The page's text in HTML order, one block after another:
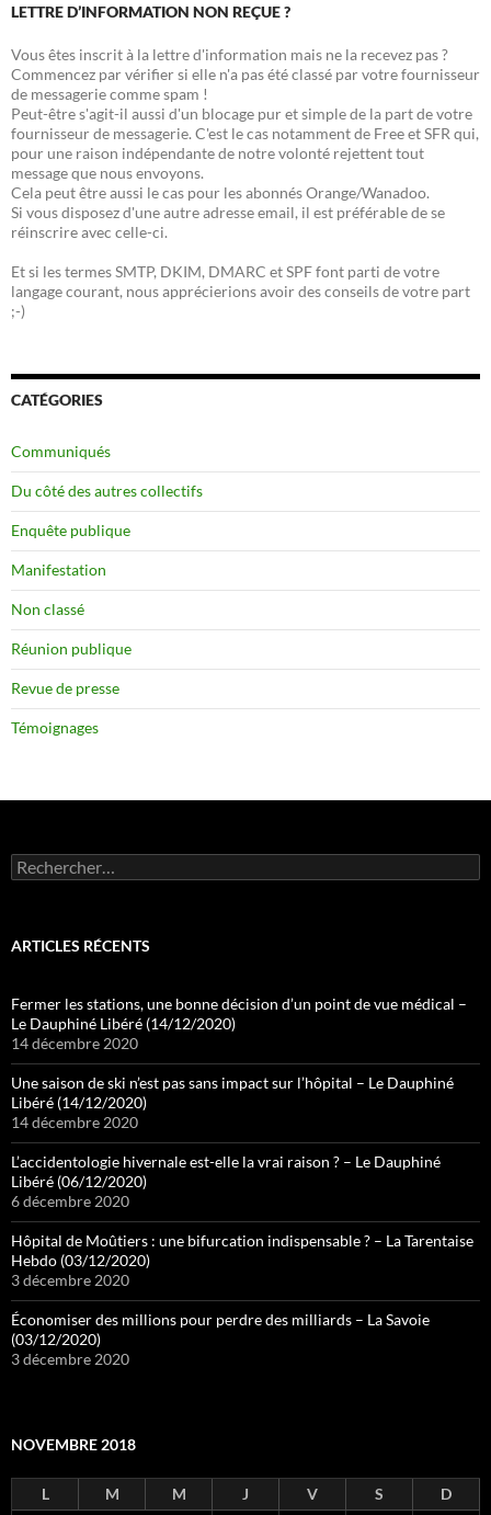
LETTRE D’INFORMATION NON REÇUE ?
Vous êtes inscrit à la lettre d'information mais ne la recevez pas ?
Commencez par vérifier si elle n'a pas été classé par votre fournisseur
de messagerie comme spam !
Peut-être s'agit-il aussi d'un blocage pur et simple de la part de votre
fournisseur de messagerie. C'est le cas notamment de Free et SFR qui,
pour une raison indépendante de notre volonté rejettent tout
message que nous envoyons.
Cela peut être aussi le cas pour les abonnés Orange/Wanadoo.
Si vous disposez d'une autre adresse email, il est préférable de se
réinscrire avec celle-ci.
Et si les termes SMTP, DKIM, DMARC et SPF font parti de votre
langage courant, nous apprécierions avoir des conseils de votre part
;-)
CATÉGORIES
Communiqués
Du côté des autres collectifs
Enquête publique
Manifestation
Non classé
Réunion publique
Revue de presse
Témoignages
Rechercher :
ARTICLES RÉCENTS
Fermer les stations, une bonne décision d’un point de vue médical –
Le Dauphiné Libéré (14/12/2020)
14 décembre 2020
Une saison de ski n’est pas sans impact sur l’hôpital – Le Dauphiné
Libéré (14/12/2020)
14 décembre 2020
L’accidentologie hivernale est-elle la vrai raison ? – Le Dauphiné
Libéré (06/12/2020)
6 décembre 2020
Hôpital de Moûtiers : une bifurcation indispensable ? – La Tarentaise
Hebdo (03/12/2020)
3 décembre 2020
Économiser des millions pour perdre des milliards – La Savoie
(03/12/2020)
3 décembre 2020
NOVEMBRE 2018
L M M J V S
D